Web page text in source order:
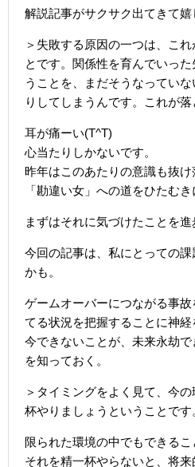
解説記事がサクサク出てきて
＞失敗する原因の一つは、こ
とです。関係性を育んでいっ
うことを、まだそうなってい
りしてしまうんです。これが落
耳が痛ーい(T^T)
心当たりしかないです。
昨年はこのあたりの意識も抜
「勘違い女」への道をひたむ
まずはそれに気づけたことを
今回の記事は、私にとっての
かも。
ゲームオーバーにつながる事
てる状況を把握することに神経
今できないことが、未来永劫
を知っておく。
＞タイミングをよく見て、今
杯やりましょうということです
限られた環境の中でもできるこ
それを精一杯やらないと、将来